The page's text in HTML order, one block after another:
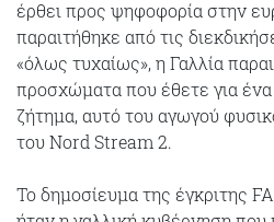
έρθει προς ψηφοφορία στην
παραιτήθηκε από τις
«όλως τυχαίως», η Γαλλία
προσχώματα που έθετε για
ζήτημα, αυτό του αγωγού
του Nord Stream 2.
Το δημοσίευμα της έγκριτης